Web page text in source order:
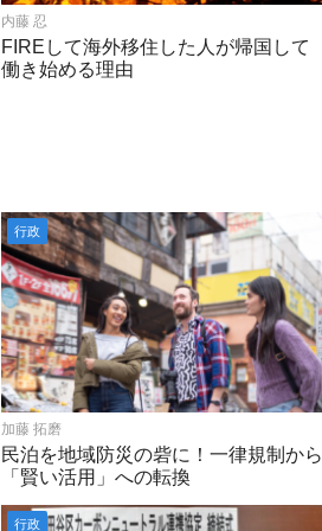
内藤 忍
FIREして海外移住した人が帰国して
働き始める理由
加藤 拓磨
民泊を地域防災の砦に！一律規制から
「賢い活用」への転換
行政
行政